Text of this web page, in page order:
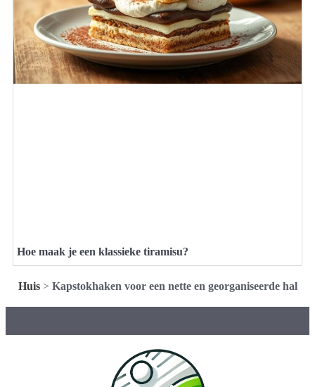
Hoe maak je een klassieke tiramisu?
Huis> Kapstokhaken voor een nette en georganiseerde hal